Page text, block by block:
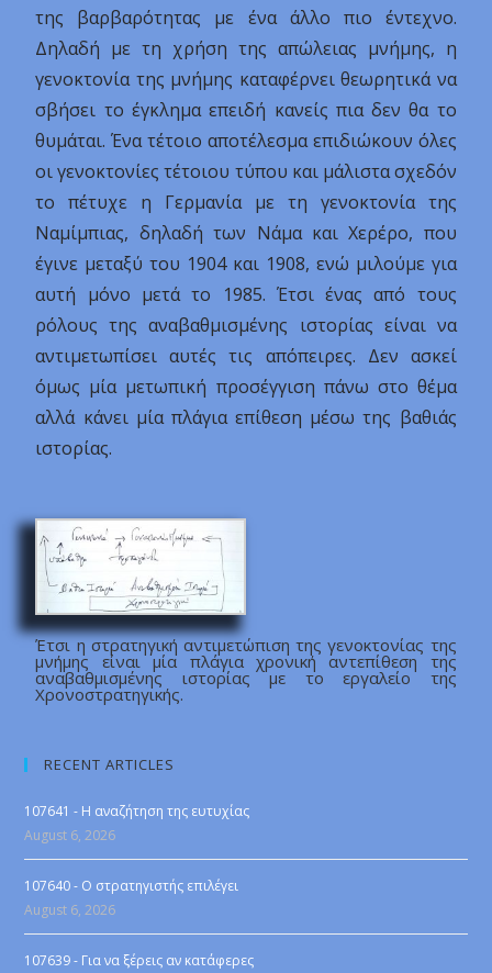
της βαρβαρότητας με ένα άλλο πιο έντεχνο.
Δηλαδή με τη χρήση της απώλειας μνήμης, η
γενοκτονία της μνήμης καταφέρνει θεωρητικά να
σβήσει το έγκλημα επειδή κανείς πια δεν θα το
θυμάται. Ένα τέτοιο αποτέλεσμα επιδιώκουν όλες
οι γενοκτονίες τέτοιου τύπου και μάλιστα σχεδόν
το πέτυχε η Γερμανία με τη γενοκτονία της
Ναμίμπιας, δηλαδή των Νάμα και Χερέρο, που
έγινε μεταξύ του 1904 και 1908, ενώ μιλούμε για
αυτή μόνο μετά το 1985. Έτσι ένας από τους
ρόλους της αναβαθμισμένης ιστορίας είναι να
αντιμετωπίσει αυτές τις απόπειρες. Δεν ασκεί
όμως μία μετωπική προσέγγιση πάνω στο θέμα
αλλά κάνει μία πλάγια επίθεση μέσω της βαθιάς
ιστορίας.
Έτσι η στρατηγική αντιμετώπιση της γενοκτονίας της
μνήμης είναι μία πλάγια χρονική αντεπίθεση της
αναβαθμισμένης ιστορίας με το εργαλείο της
Χρονοστρατηγικής.
RECENT ARTICLES
107641 - Η αναζήτηση της ευτυχίας
August 6, 2026
107640 - Ο στρατηγιστής επιλέγει
August 6, 2026
107639 - Για να ξέρεις αν κατάφερες